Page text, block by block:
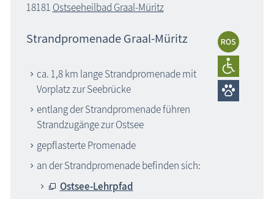
18181 Ostseeheilbad Graal-Müritz
Strandpromenade Graal-Müritz
ca. 1,8 km lange Strandpromenade mit
Vorplatz zur Seebrücke
entlang der Strandpromenade führen
Strandzugänge zur Ostsee
gepflasterte Promenade
an der Strandpromenade befinden sich:
Ostsee-Lehrpfad